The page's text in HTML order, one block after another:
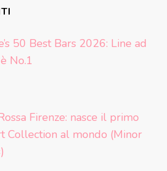
50 Best Bars 2026: Line ad
No.1
Firenze: nasce il primo
Collection al mondo (Minor